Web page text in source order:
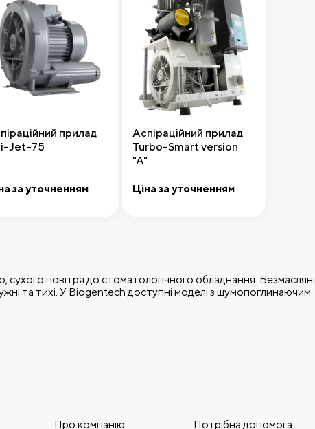
прилад
Jet-75
за уточненням
Передзамовлення
Аспіраційний прилад
Turbo-Smart version
"A"
Ціна за уточненням
Додати до кошика
повітря до стоматологічного обладнання. Безмасляні
та тихі. У Biogentech доступні моделі з шумопоглинаючим
Про компанію Потрібна допомога